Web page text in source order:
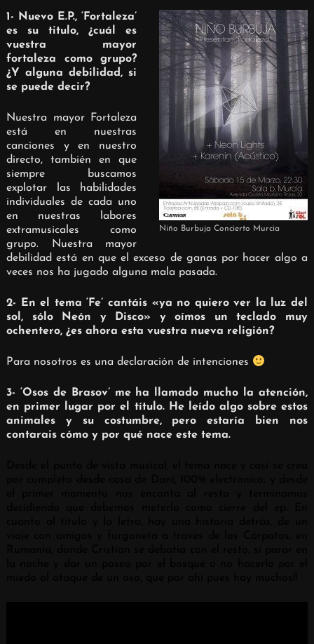
Niño Burbuja Concierto Murcia
1- Nuevo E.P., ‘Fortaleza’
es su titulo, ¿cuál es
vuestra mayor
fortaleza como grupo?
¿Y alguna debilidad, si
se puede decir?
Nuestra mayor Fortaleza
está en nuestras
canciones y en nuestro
directo, también en que
siempre buscamos
explotar las habilidades
individuales de cada uno
en nuestras labores
extramusicales como
grupo. Nuestra mayor
debilidad está en que el exceso de ganas por hacer algo a
veces nos ha jugado alguna mala pasada.
2- En el tema ‘Fe’ cantáis «ya no quiero ver la luz del
sol, sólo Neón y Disco» y oímos un teclado muy
ochentero, ¿es ahora esta vuestra nueva religión?
Para nosotros es una declaración de intenciones
3- ‘Osos de Brasov’ me ha llamado mucho la atención,
en primer lugar por el título. He leído algo sobre estos
animales y su costumbre, pero estaría bien nos
contarais cómo y por qué nace este tema.